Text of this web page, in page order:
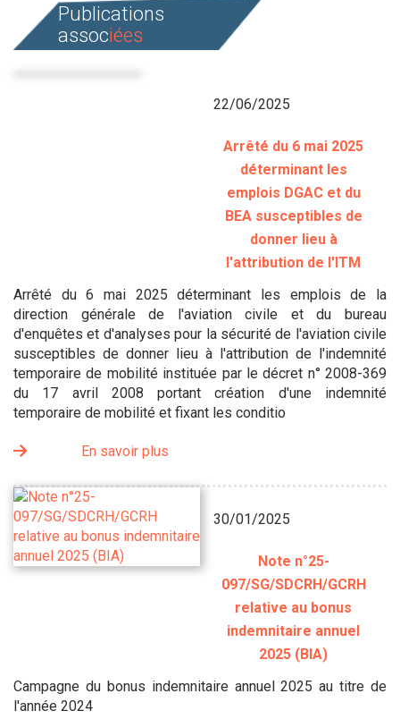
Publications
associées
22/06/2025
Arrêté du 6 mai 2025
déterminant les
emplois DGAC et du
BEA susceptibles de
donner lieu à
l'attribution de l'ITM
Arrêté du 6 mai 2025 déterminant les emplois de la
direction générale de l'aviation civile et du bureau
d'enquêtes et d'analyses pour la sécurité de l'aviation civile
susceptibles de donner lieu à l'attribution de l'indemnité
temporaire de mobilité instituée par le décret n° 2008-369
du 17 avril 2008 portant création d'une indemnité
temporaire de mobilité et fixant les conditio
En savoir plus
30/01/2025
Note n°25-
097/SG/SDCRH/GCRH
relative au bonus
indemnitaire annuel
2025 (BIA)
Campagne du bonus indemnitaire annuel 2025 au titre de
l'année 2024